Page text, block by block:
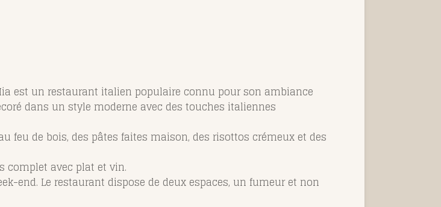
est un restaurant italien populaire connu pour son ambiance
dans un style moderne avec des touches italiennes
feu de bois, des pâtes faites maison, des risottos crémeux et des
complet avec plat et vin.
end. Le restaurant dispose de deux espaces, un fumeur et non